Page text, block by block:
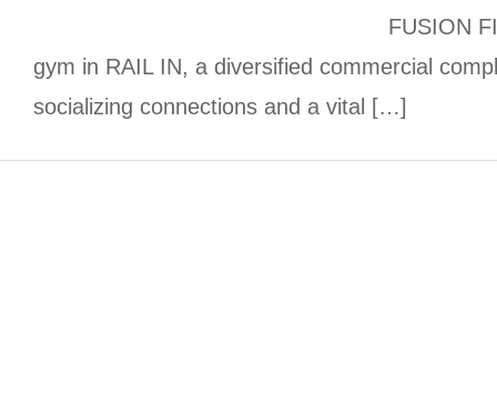
FUSION
gym in RAIL IN, a diversified commercial
socializing connections and a vital […]